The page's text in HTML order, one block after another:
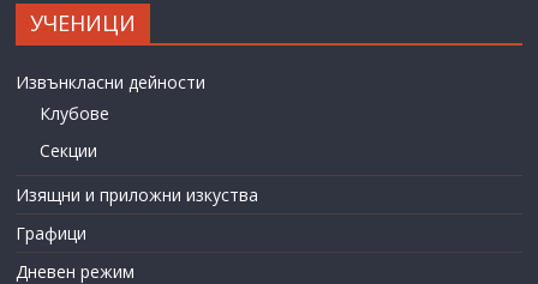
УЧЕНИЦИ
Извънкласни дейности
Клубове
Секции
Изящни и приложни изкуства
Графици
Дневен режим